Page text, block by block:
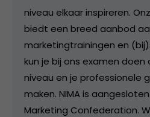
niveau elkaar inspireren.
biedt een breed aanbod
marketingtrainingen en
kun je bij ons examen doen
niveau en je professionele
maken. NIMA is
Marketing Confederation.